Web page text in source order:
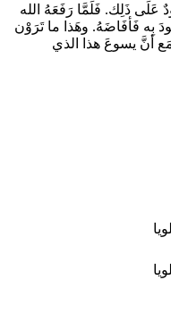
عَلَى ذَلِك. فَلَمَّا رَفَعَهُ الله
بِه فَأفَاضَهُ. وهَذا ما تَرَوْن
أنَّ يسوعَ هذا الذي